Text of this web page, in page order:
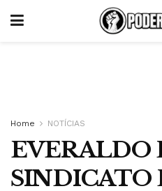
Home NOTÍCIAS
EVERALDO
SINDICATO